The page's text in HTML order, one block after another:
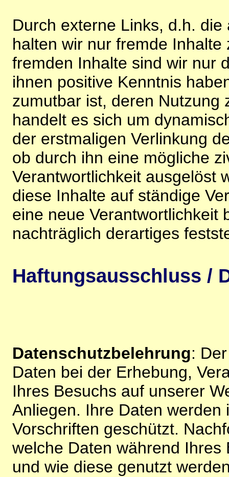
Durch externe Links, d.h.
halten wir nur fremde
fremden Inhalte sind wir nur
ihnen positive Kenntnis
zumutbar ist, deren Nutzung
handelt es sich um
der erstmaligen Verlinkung
ob durch ihn eine mögliche
Verantwortlichkeit ausgelöst
diese Inhalte auf ständige
eine neue Verantwortlichkeit
nachträglich derartiges
Haftungsausschluss /
Datenschutzbelehrung:
Daten bei der Erhebung,
Ihres Besuchs auf unserer
Anliegen. Ihre Daten
Vorschriften geschützt.
welche Daten während
und wie diese genutzt